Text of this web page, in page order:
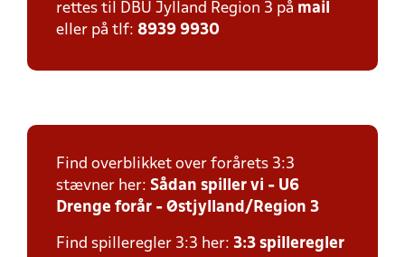
rettes til DBU Jylland Region 3 på mail
eller på tlf: 8939 9930
Find overblikket over forårets 3:3
stævner her: Sådan spiller vi - U6
Drenge forår - Østjylland/Region 3
Find spilleregler 3:3 her: 3:3 spilleregler